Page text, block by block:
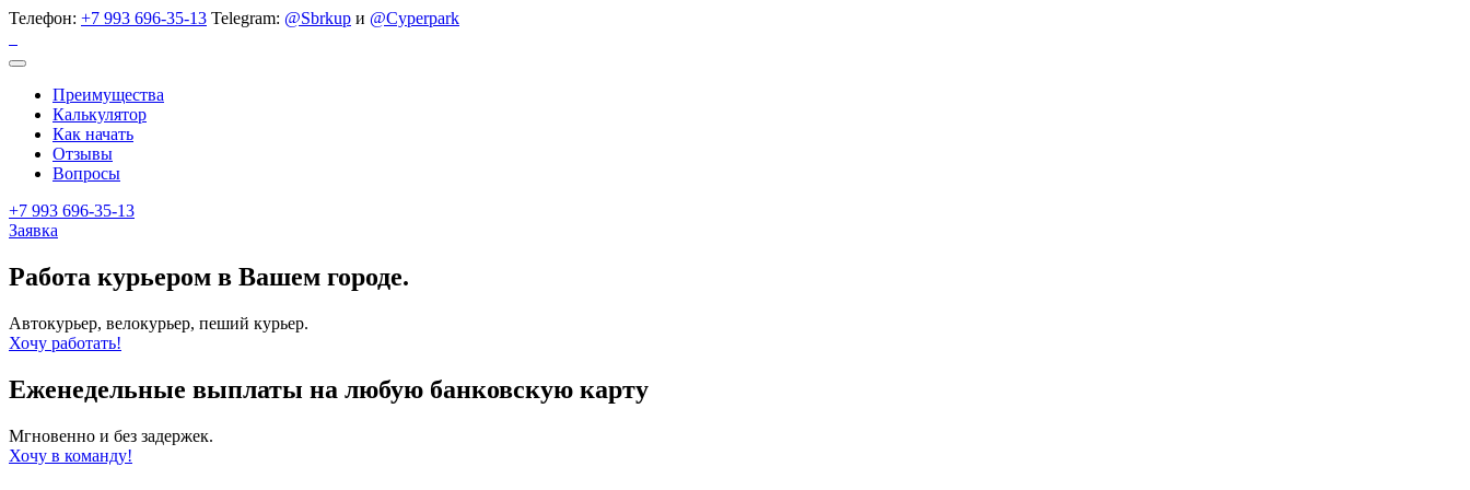
Телефон: +7 993 696-35-13 Telegram: @Sbrkup и @Cyperpark
Преимущества
Калькулятор
Как начать
Отзывы
Вопросы
+7 993 696-35-13
Заявка
Работа курьером в Вашем городе.
Автокурьер, велокурьер, пеший курьер.
Хочу работать!
Еженедельные выплаты на любую банковскую карту
Мгновенно и без задержек.
Хочу в команду!